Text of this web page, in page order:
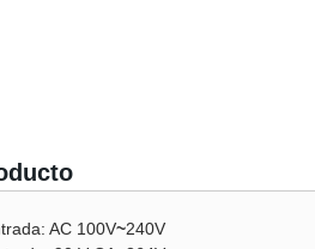
AC 100V~240V